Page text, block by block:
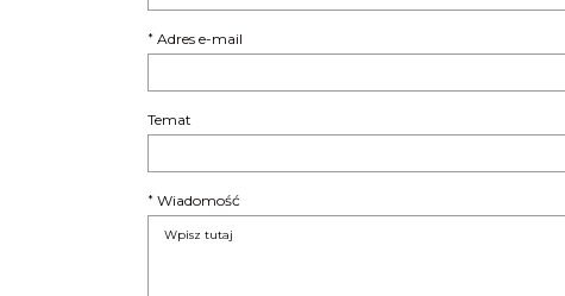
* Adres e-mail
Temat
* Wiadomość